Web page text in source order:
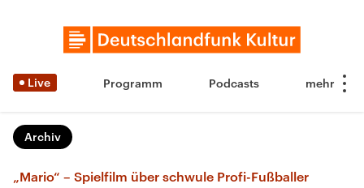
Live Programm Podcasts
Archiv
„Mario“ – Spielfilm über schwule Profi-Fußballer